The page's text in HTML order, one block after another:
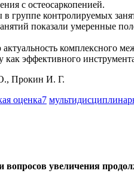
с остеосаркопенией.
в группе контролируемых
показали умеренные
комплексного
эффективного
Прокин И. Г.
оценка7
увеличения